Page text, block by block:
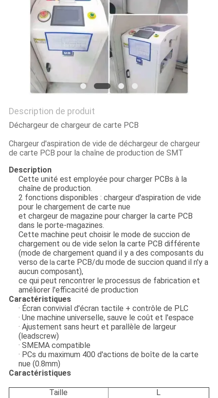
PRIVACY
POLICY
Description de produit
Déchargeur de chargeur de carte PCB
Chargeur d'aspiration de vide de déchargeur de chargeur
de carte PCB pour la chaîne de production de SMT
Description
Cette unité est employée pour charger PCBs à la
chaîne de production.
2 fonctions disponibles : chargeur d'aspiration de vide
pour le chargement de carte nue
et chargeur de magazine pour charger la carte PCB
dans le porte-magazines.
Cette machine peut choisir le mode de succion de
chargement ou de vide selon la carte PCB différente
(mode de chargement quand il y a des composants du
verso de lacarte PCB/du mode de succion quand il n'y a
aucun composant),
ce qui peut rencontrer le processus de fabrication et
améliorer l'efficacité de production
Caractéristiques
· Écran convivial d'écran tactile + contrôle de PLC
· Une machine universelle, sauve le coût et l'espace
· Ajustement sans heurt et parallèle de largeur
(leadscrew)
· SMEMA compatible
· PCs du maximum 400 d'actions de boîte de la carte
nue (0.8mm)
Caractéristiques
Taille L